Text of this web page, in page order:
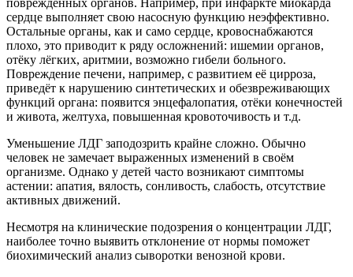
сердце выполняет свою насосную функцию неэффективно.
Остальные органы, как и само сердце, кровоснабжаются
плохо, это приводит к ряду осложнений: ишемии органов,
отёку лёгких, аритмии, возможно гибели больного.
Повреждение печени, например, с развитием её цирроза,
приведёт к нарушению синтетических и обезвреживающих
функций органа: появится энцефалопатия, отёки конечностей
и живота, желтуха, повышенная кровоточивость и т.д.
Уменьшение ЛДГ заподозрить крайне сложно. Обычно
человек не замечает выраженных изменений в своём
организме. Однако у детей часто возникают симптомы
астении: апатия, вялость, сонливость, слабость, отсутствие
активных движений.
Несмотря на клинические подозрения о концентрации ЛДГ,
наиболее точно выявить отклонение от нормы поможет
биохимический анализ сыворотки венозной крови.